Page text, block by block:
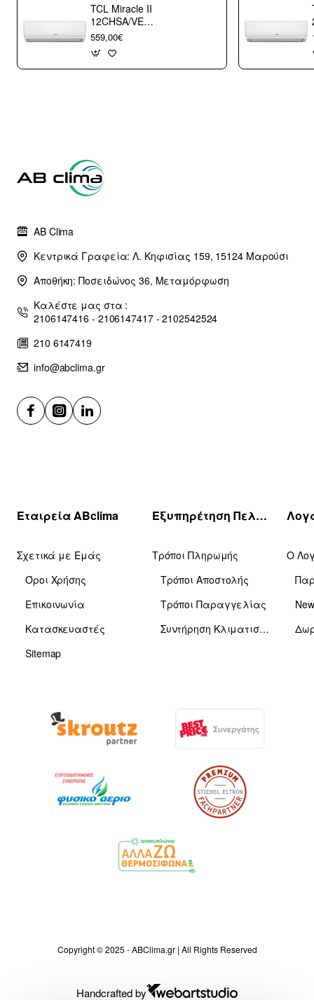
TCL Miracle II
12CHSA/VE
Κλιματιστικό
Τοίχου 12000 btu/h
με WiFi A++/A+++
με 10 χρόνια
559,00€
AB Clima
Κεντρικά Γραφεία: Λ. Κηφισίας 159, 15124 Μαρούσι
Αποθήκη: Ποσειδώνος 36, Μεταμόρφωση
Καλέστε μας στα :
2106147416 - 2106147417 - 2102542524
210 6147419
info@abclima.gr
Εταιρεία ABclima
Σχετικά με Εμάς
Όροι Χρήσης
Επικοινωνία
Κατασκευαστές
Sitemap
Εξυπηρέτηση Πελατών
Τρόποι Πληρωμής
Τρόποι Αποστολής
Τρόποι Παραγγελίας
Συντήρηση Κλιματιστικών
Ο
Copyright © 2025 - ABClima.gr | All Rights Reserved
Handcrafted by